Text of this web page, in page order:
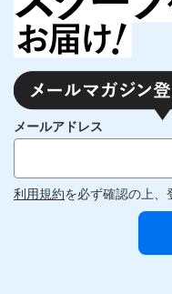
メールアドレス
利用規約を必ず確認の上、